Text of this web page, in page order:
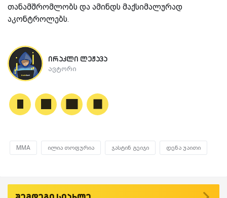
თანამშრომლობს და ამინდს მაქსიმალურად
აკონტროლებს.
ირაკლი ლეჟავა
ავტორი
MMA ილია თოფურია ჯასტინ გეიჯი დენა უაითი